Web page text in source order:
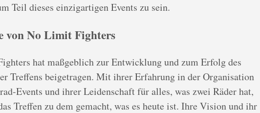
Teil dieses einzigartigen Events zu sein.
von No Limit Fighters
hat maßgeblich zur Entwicklung und zum Erfolg des
Treffens beigetragen. Mit ihrer Erfahrung in der Organisation
Events und ihrer Leidenschaft für alles, was zwei Räder hat,
Treffen zu dem gemacht, was es heute ist. Ihre Vision und ihr